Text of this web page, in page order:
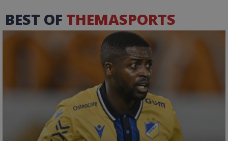
BEST OF THEMASPORTS